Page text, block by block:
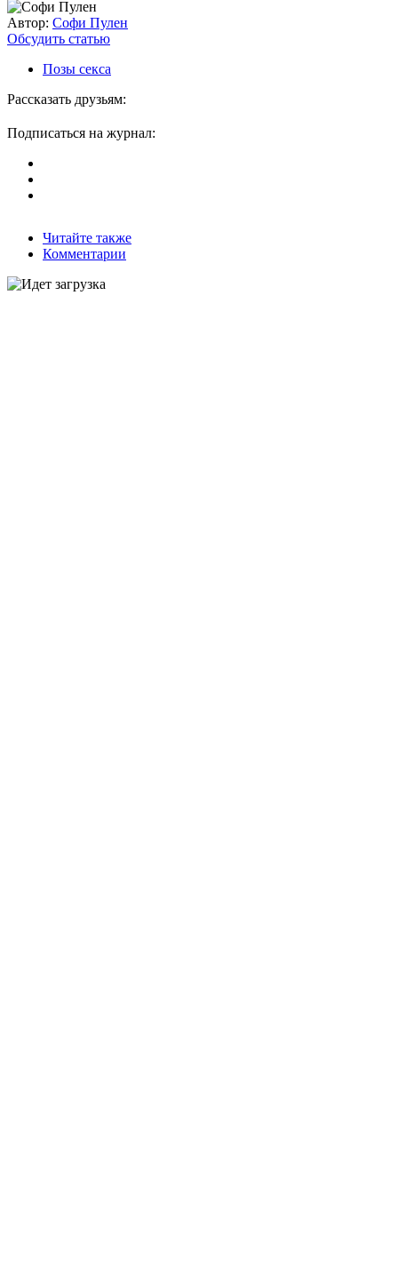
Автор: Софи Пулен
Обсудить статью
Позы секса
Рассказать друзьям:
Подписаться на журнал:
Читайте также
Комментарии